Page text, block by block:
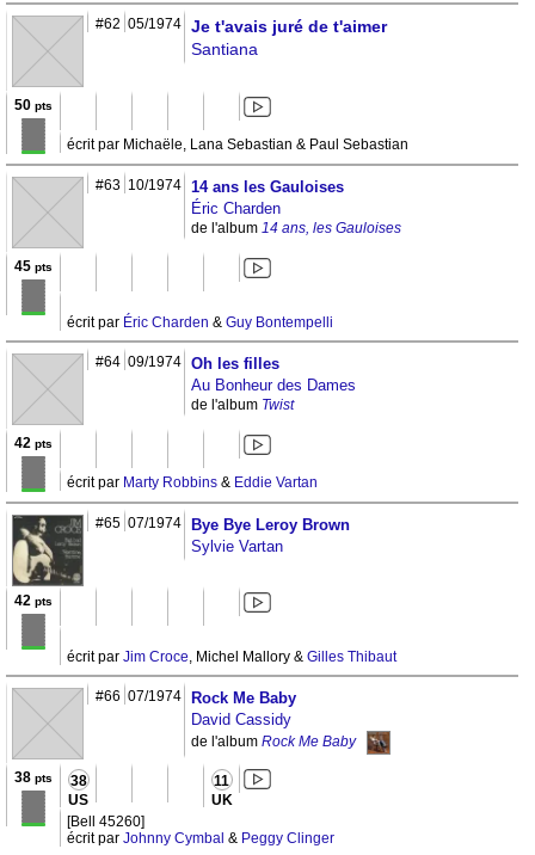
#62 05/1974 Je t'avais juré de t'aimer
Santiana
50 pts
écrit par Michaële, Lana Sebastian & Paul Sebastian
#63 10/1974 14 ans les Gauloises
Éric Charden
de l'album 14 ans, les Gauloises
45 pts
écrit par Éric Charden & Guy Bontempelli
#64 09/1974 Oh les filles
Au Bonheur des Dames
de l'album Twist
42 pts
écrit par Marty Robbins & Eddie Vartan
#65 07/1974
Bye Bye Leroy Brown
Sylvie Vartan
42 pts
écrit par Jim Croce, Michel Mallory & Gilles Thibaut
#66 07/1974
Rock Me Baby
David Cassidy
de l'album Rock Me Baby
38 pts 38
US
11
UK
[Bell 45260]
écrit par Johnny Cymbal & Peggy Clinger